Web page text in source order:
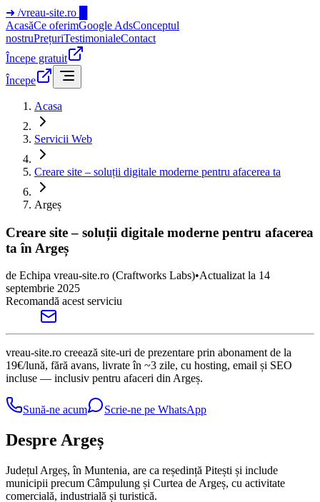
➜ /vreau-site.ro
AcasăCe oferimGoogle AdsConceptul
nostruPrețuriTestimonialeContact
Începe gratuit
Începe
Acasa
Servicii Web
Creare site – soluții digitale moderne pentru afacerea ta
Argeș
Creare site – soluții digitale moderne pentru afacerea
ta în Argeș
de Echipa vreau-site.ro (Craftworks Labs)•Actualizat la 14
septembrie 2025
Recomandă acest serviciu
vreau-site.ro creează site-uri de prezentare prin abonament de la
19€/lună, fără avans, livrate în ~3 zile, cu hosting, email și SEO
incluse — inclusiv pentru afaceri din Argeș.
Sună-ne acum Scrie-ne pe WhatsApp
Despre Argeș
Județul Argeș, în Muntenia, are ca reședință Pitești și include
municipii precum Câmpulung și Curtea de Argeș, cu activitate
comercială, industrială și turistică.